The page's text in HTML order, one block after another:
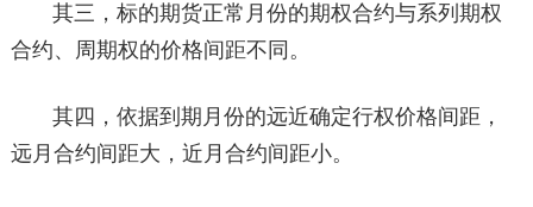
其三，标的期货正常月份的期权合约与系列期权
合约、周期权的价格间距不同。
其四，依据到期月份的远近确定行权价格间距，
远月合约间距大，近月合约间距小。